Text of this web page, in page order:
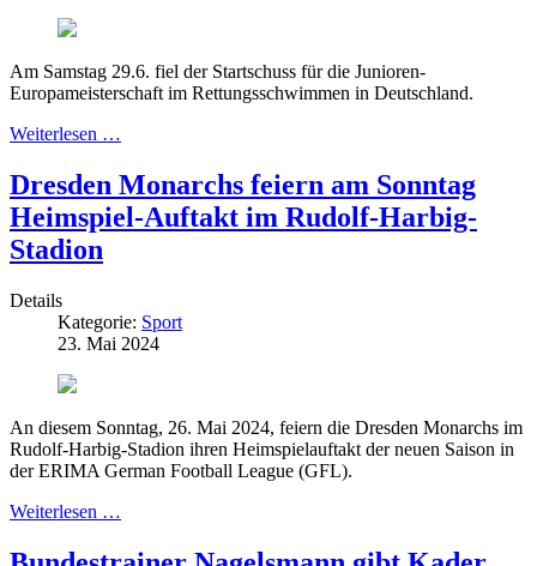
Am Samstag 29.6. fiel der Startschuss für die Junioren-
Europameisterschaft im Rettungsschwimmen in Deutschland.
Weiterlesen …
Dresden Monarchs feiern am Sonntag
Heimspiel-Auftakt im Rudolf-Harbig-
Stadion
Details
Kategorie: Sport
23. Mai 2024
An diesem Sonntag, 26. Mai 2024, feiern die Dresden Monarchs im
Rudolf-Harbig-Stadion ihren Heimspielauftakt der neuen Saison in
der ERIMA German Football League (GFL).
Weiterlesen …